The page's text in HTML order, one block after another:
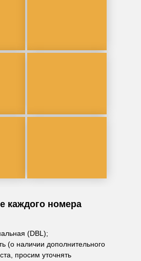
каждого номера
(DBL);
(о наличии дополнительного
просим уточнять